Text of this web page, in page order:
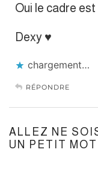
Oui le cadre
Dexy ♥
chargement…
RÉPONDRE
ALLEZ NE
UN PETIT